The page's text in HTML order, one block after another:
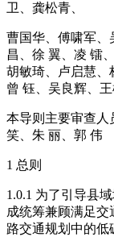
卫、龚松青、
曹国华、傅啸军、
昌、徐 翼、凌 镭
胡敏琦、卢启慧、
曾 钰、吴良辉、
本导则主要审查人
笑、朱 丽、郭 伟
1 总则
1.0.1 为了引导县
成统筹兼顾满足
路交通规划中的低